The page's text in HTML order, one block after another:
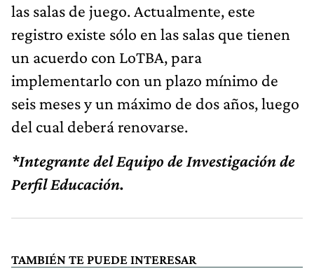
las salas de juego. Actualmente, este
registro existe sólo en las salas que tienen
un acuerdo con LoTBA, para
implementarlo con un plazo mínimo de
seis meses y un máximo de dos años, luego
del cual deberá renovarse.
*Integrante del Equipo de Investigación de
Perfil Educación.
TAMBIÉN TE PUEDE INTERESAR